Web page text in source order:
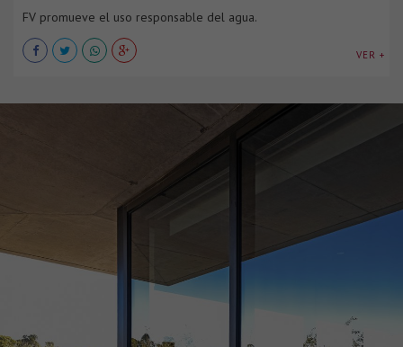
FV promueve el uso responsable del agua.
VER +